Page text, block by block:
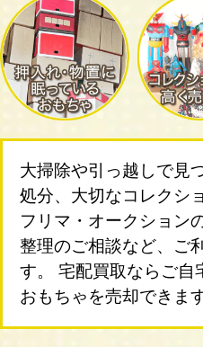
大掃除や引っ越しで見
処分、大切なコレクシ
フリマ・オークション
整理のご相談など、ご
す。 宅配買取ならご自
おもちゃを売却できます